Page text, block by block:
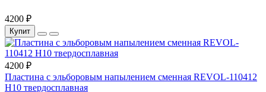
4200 ₽
Купит
4200 ₽
Пластина с эльборовым напылением сменная REVOL-110412
Н10 твердосплавная